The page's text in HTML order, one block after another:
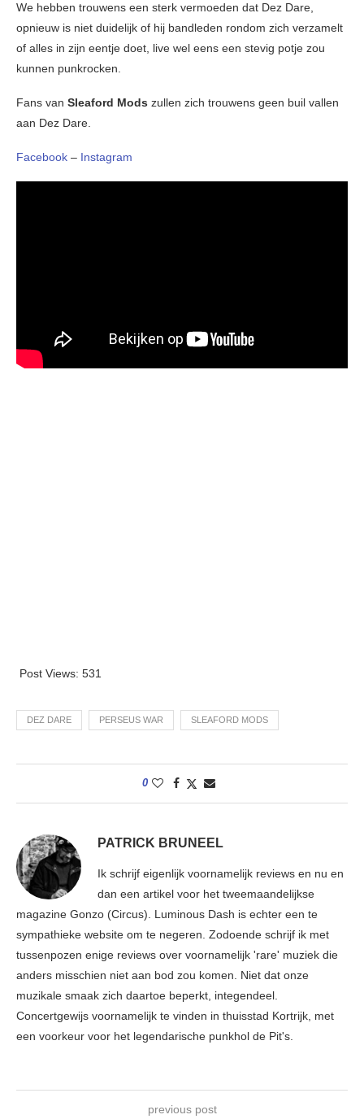
We hebben trouwens een sterk vermoeden dat Dez Dare,
opnieuw is niet duidelijk of hij bandleden rondom zich verzamelt
of alles in zijn eentje doet, live wel eens een stevig potje zou
kunnen punkrocken.
Fans van Sleaford Mods zullen zich trouwens geen buil vallen
aan Dez Dare.
Facebook – Instagram
Post Views: 531
DEZ DARE PERSEUS WAR SLEAFORD MODS
0
PATRICK BRUNEEL
Ik schrijf eigenlijk voornamelijk reviews en nu en
dan een artikel voor het tweemaandelijkse
magazine Gonzo (Circus). Luminous Dash is echter een te
sympathieke website om te negeren. Zodoende schrijf ik met
tussenpozen enige reviews over voornamelijk 'rare' muziek die
anders misschien niet aan bod zou komen. Niet dat onze
muzikale smaak zich daartoe beperkt, integendeel.
Concertgewijs voornamelijk te vinden in thuisstad Kortrijk, met
een voorkeur voor het legendarische punkhol de Pit's.
previous post